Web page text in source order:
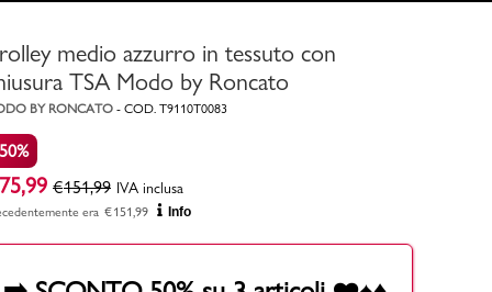
Acquista ora
CIAK
Consigli
medio azzurro in tessuto con
TSA Modo by Roncato
BY RONCATO - COD. T9110T0083
75,99 €151,99 IVA inclusa
era €151,99 Info